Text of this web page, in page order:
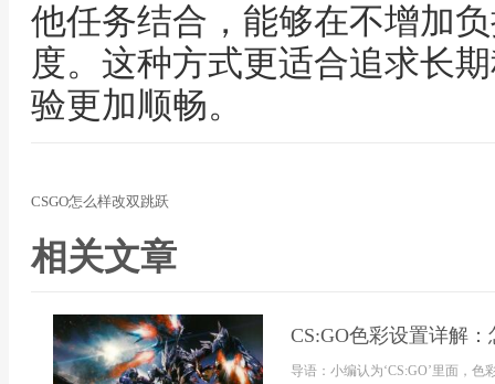
他任务结合，能够在不增加
度。这种方式更适合追求长
验更加顺畅。
CSGO怎么样改双跳跃
相关文章
CS:GO色彩设置详解
导语：小编认为‘CS:GO’里面，